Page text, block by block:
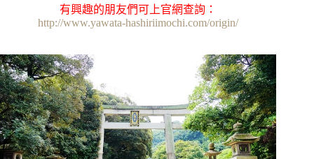
有興趣的朋友們可上官網查詢：
http://www.yawata-hashiriimochi.com/origin/